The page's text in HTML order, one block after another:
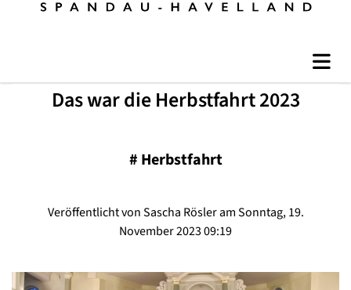
Das war die Herbstfahrt 2023
# Herbstfahrt
Veröffentlicht von Sascha Rösler am Sonntag, 19.
November 2023 09:19